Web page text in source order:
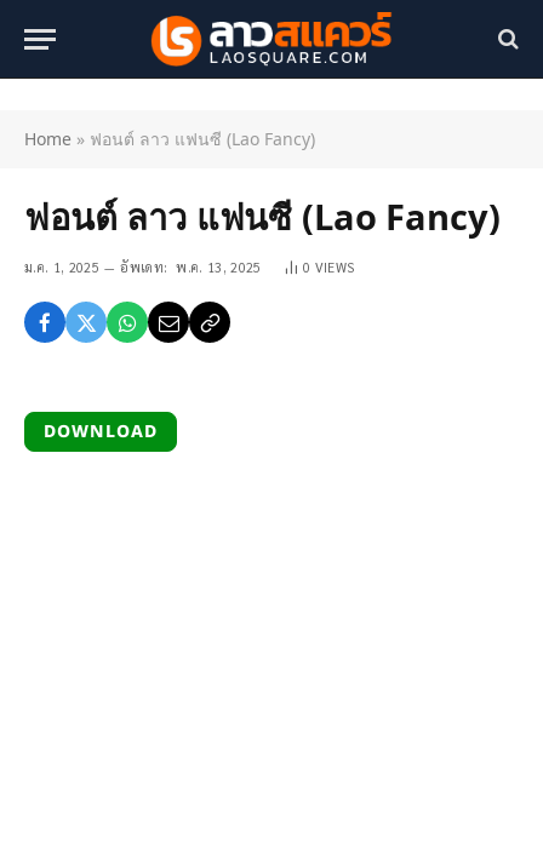
Home » ฟอนต์ ลาว แฟนซี (Lao Fancy)
ฟอนต์ ลาว แฟนซี (Lao Fancy)
ม.ค. 1, 2025 อัพเดท: พ.ค. 13, 2025 0 VIEWS
DOWNLOAD